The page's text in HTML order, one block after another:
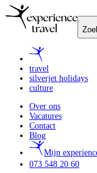
travel
silverjet holidays
culture
Over ons
Vacatures
Contact
Blog
Mijn
073 548 20 60